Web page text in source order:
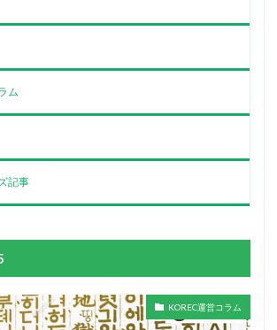
ム
記事
KOREC運営コラム